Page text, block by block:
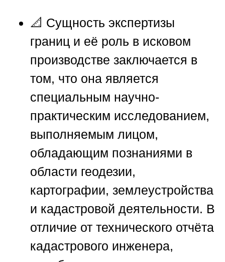
📐 Сущность экспертизы
границ и её роль в исковом
производстве заключается в
том, что она является
специальным научно-
практическим исследованием,
выполняемым лицом,
обладающим познаниями в
области геодезии,
картографии, землеустройства
и кадастровой деятельности. В
отличие от технического отчёта
кадастрового инженера,